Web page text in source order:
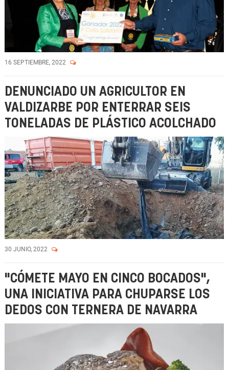
16 SEPTIEMBRE, 2022
DENUNCIADO UN AGRICULTOR EN
VALDIZARBE POR ENTERRAR SEIS
TONELADAS DE PLÁSTICO ACOLCHADO
30 JUNIO, 2022
"CÓMETE MAYO EN CINCO BOCADOS",
UNA INICIATIVA PARA CHUPARSE LOS
DEDOS CON TERNERA DE NAVARRA